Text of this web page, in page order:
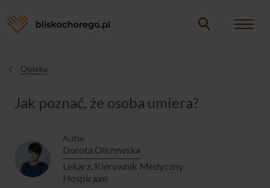
Opieka
CHORY W DOMU
CHORY W ŁÓŻKU
MYCIE CHOREGO
tutaj
Opieka
Jak poznać, że osoba umiera?
Autor
Dorota Olszewska
Lekarz, Kierownik Medyczny
Hospicjum